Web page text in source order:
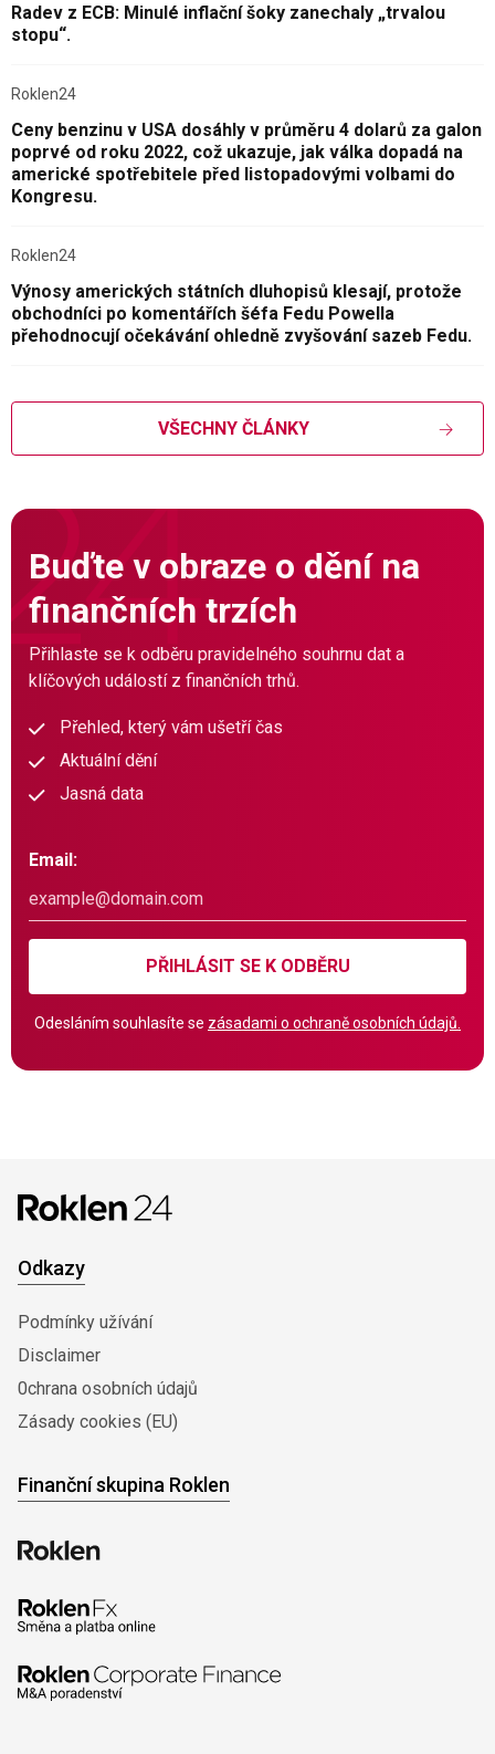
Radev z ECB: Minulé inflační šoky zanechaly „trvalou
stopu“.
Roklen24
Ceny benzinu v USA dosáhly v průměru 4 dolarů za galon
poprvé od roku 2022, což ukazuje, jak válka dopadá na
americké spotřebitele před listopadovými volbami do
Kongresu.
Roklen24
Výnosy amerických státních dluhopisů klesají, protože
obchodníci po komentářích šéfa Fedu Powella
přehodnocují očekávání ohledně zvyšování sazeb Fedu.
VŠECHNY ČLÁNKY
Buďte v obraze o dění na
finančních trzích
Přihlaste se k odběru pravidelného souhrnu dat a
klíčových událostí z finančních trhů.
Přehled, který vám ušetří čas
Aktuální dění
Jasná data
Email:
PŘIHLÁSIT SE K ODBĚRU
Odesláním souhlasíte se zásadami o ochraně osobních údajů.
Odkazy
Podmínky užívání
Disclaimer
0chrana osobních údajů
Zásady cookies (EU)
Finanční skupina Roklen